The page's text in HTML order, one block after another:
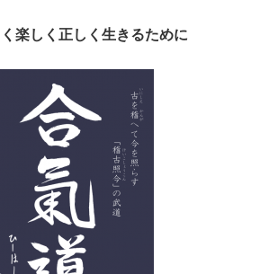
楽しく正しく生きるために